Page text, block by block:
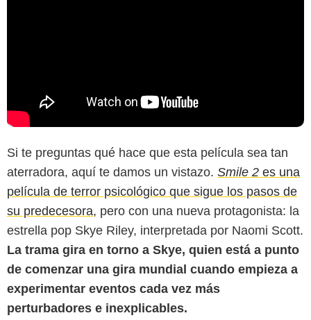
Si te preguntas qué hace que esta película sea tan
aterradora, aquí te damos un vistazo. Smile 2 es una
película de terror psicológico que sigue los pasos de
su predecesora, pero con una nueva protagonista: la
estrella pop Skye Riley, interpretada por Naomi Scott.
La trama gira en torno a Skye, quien está a punto
de comenzar una gira mundial cuando empieza a
experimentar eventos cada vez más
perturbadores e inexplicables.